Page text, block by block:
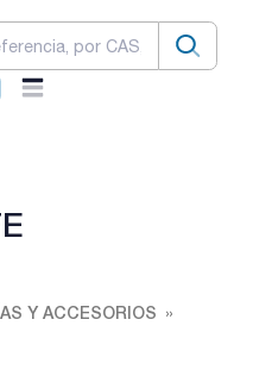
Y ACCESORIOS